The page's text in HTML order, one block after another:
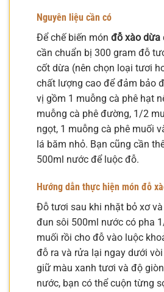
Nguyên liệu cần có
Để chế biến món đỗ xào dừa
cần chuẩn bị 300 gram đỗ
cốt dừa (nên chọn loại tươi
chất lượng cao để đảm bảo
vị gồm 1 muỗng cà phê hạt
muỗng cà phê đường, 1/2
ngọt, 1 muỗng cà phê muối
lá băm nhỏ. Bạn cũng cần
500ml nước để luộc đỗ.
Hướng dẫn thực hiện món đỗ
Đỗ tươi sau khi nhặt bỏ xơ
đun sôi 500ml nước có pha
muối rồi cho đỗ vào luộc
đỗ ra và rửa lại ngay dưới
giữ màu xanh tươi và độ
nước, bạn có thể cuộn từng